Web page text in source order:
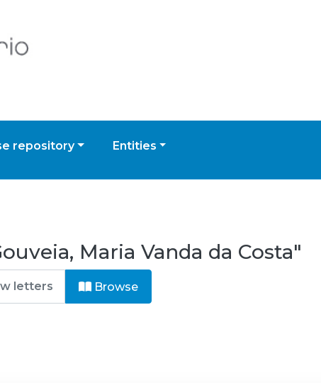
repository Entities
Maria Vanda da Costa"
Browse